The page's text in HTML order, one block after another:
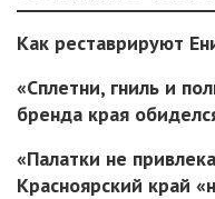
Как реставрируют
«Сплетни, гниль и
бренда края
«Палатки не
Красноярский край